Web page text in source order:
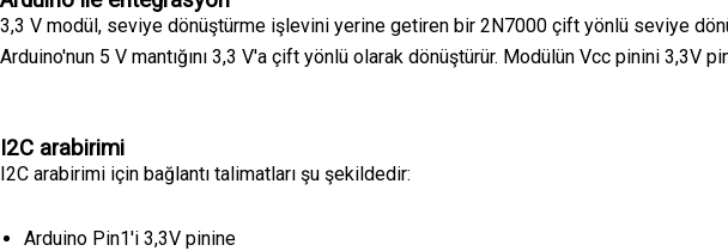
3,3 V modül, seviye dönüştürme işlevini yerine getiren bir 2N7000 çift yönlü seviye
Arduino'nun 5 V mantığını 3,3 V'a çift yönlü olarak dönüştürür. Modülün Vcc pinini 3,3V
I2C arabirimi
I2C arabirimi için bağlantı talimatları şu şekildedir:
Arduino Pin1'i 3,3V pinine